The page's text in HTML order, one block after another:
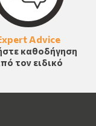
Advice
καθοδήγηση
τον ειδικό